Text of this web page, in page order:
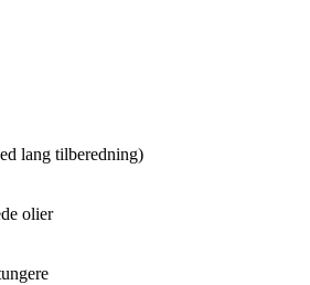
lang tilberedning)
olier